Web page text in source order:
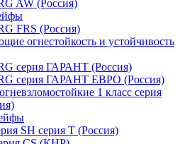
AW (Россия)
FRS (Россия)
огнестойкость и устойчивость
серия ГАРАНТ (Россия)
серия ГАРАНТ ЕВРО (Россия)
1 класс серия
SH серия Т (Россия)